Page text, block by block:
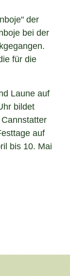
der
bei der
für die
Laune auf
bildet
auf
bis 10. Mai